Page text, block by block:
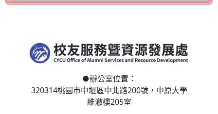
●辦公室位置：
320314桃園市中壢區中北路200號， 中原大學
維澈樓205室